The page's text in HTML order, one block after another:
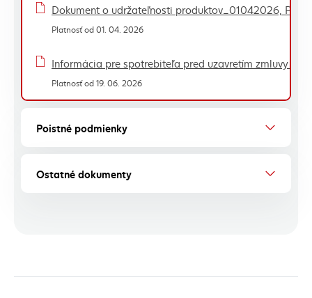
Dokument o udržateľnosti produktov_01042026, PDF,
Platnosť od 01. 04. 2026
Informácia pre spotrebiteľa pred uzavretím zmluvy na
Platnosť od 19. 06. 2026
Poistné podmienky
Ostatné dokumenty